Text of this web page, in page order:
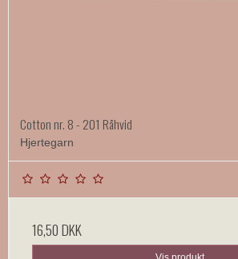
Cotton nr. 8 - 201 Råhvid
Hjertegarn
16,50 DKK